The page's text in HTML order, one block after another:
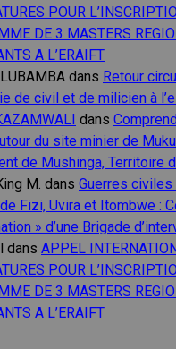
POUR
DE 3 MASTERS
A L’ERAIFT
dans Retour
de civil et de milicien à
dans
du site minier de
de Mushinga, Territoire
M. dans Guerres
Fizi, Uvira et Itombwe :
» d’une Brigade
dans APPEL
POUR
DE 3 MASTERS
A L’ERAIFT